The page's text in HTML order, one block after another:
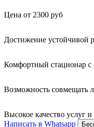
Цена от 2300 руб
Достижение устойчивой
Комфортный стационар с
Возможность совмещать
Высокое качество услуг
Написать в Whatsapp